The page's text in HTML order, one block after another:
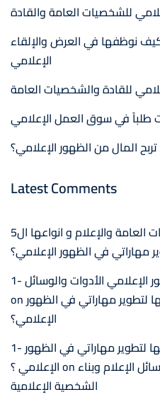
للشخصيات العامة والقادة
نوظفها في العرض والإلقاء
الإعلامي
للقادة والشخصيات العامة
طلباً في سوق العمل الإعلامي
المال من الظهور الإعلامي؟
Latest Comments
مهاراتي في الظهور الإعلامي؟
on لتطوير مهاراتي في الظهور
الإعلامي؟
1- ما هي الدورات التي أحتاجها لتطوير مهاراتي في الظهور
الإعلامي ؟onالإعلام وبناء
الشخصية الإعلامية